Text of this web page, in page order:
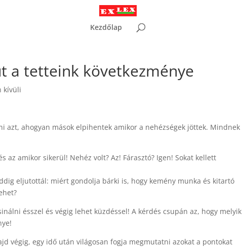
Kezdőlap
a tetteink következménye
kívüli
azt, ahogyan mások elpihentek amikor a nehézségek jöttek. Mindnek
amikor sikerül! Nehéz volt? Az! Fárasztó? Igen! Sokat kellett
eljutottál: miért gondolja bárki is, hogy kemény munka és kitartó
ésszel és végig lehet küzdéssel! A kérdés csupán az, hogy melyik
végig, egy idő után világosan fogja megmutatni azokat a pontokat